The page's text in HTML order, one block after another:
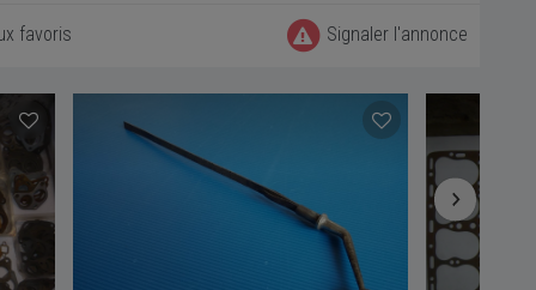
favoris Signaler l'annonce